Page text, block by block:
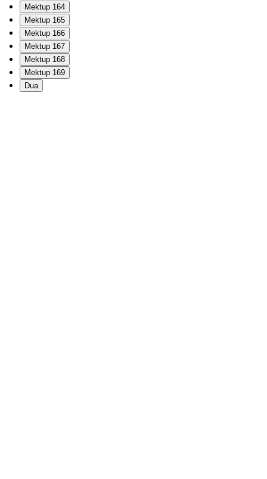
Mektup 164
Mektup 165
Mektup 166
Mektup 167
Mektup 168
Mektup 169
Dua